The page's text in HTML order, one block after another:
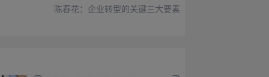
陈春花：企业转型的关键三大要素